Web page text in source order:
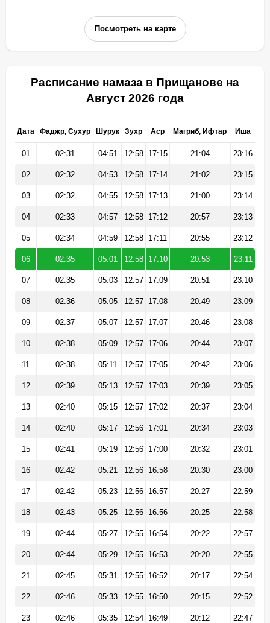
Посмотреть на карте
Расписание намаза в Прищанове на
Август 2026 года
Дата Фаджр, Сухур Шурук Зухр Аср Магриб, Ифтар Иша
01 02:31 04:51 12:58 17:15 21:04 23:16
02 02:32 04:53 12:58 17:14 21:02 23:15
03 02:32 04:55 12:58 17:13 21:00 23:14
04 02:33 04:57 12:58 17:12 20:57 23:13
05 02:34 04:59 12:58 17:11 20:55 23:12
06 02:35 05:01 12:58 17:10 20:53 23:11
07 02:35 05:03 12:57 17:09 20:51 23:10
08 02:36 05:05 12:57 17:08 20:49 23:09
09 02:37 05:07 12:57 17:07 20:46 23:08
10 02:38 05:09 12:57 17:06 20:44 23:07
11 02:38 05:11 12:57 17:05 20:42 23:06
12 02:39 05:13 12:57 17:03 20:39 23:05
13 02:40 05:15 12:57 17:02 20:37 23:04
14 02:40 05:17 12:56 17:01 20:34 23:03
15 02:41 05:19 12:56 17:00 20:32 23:01
16 02:42 05:21 12:56 16:58 20:30 23:00
17 02:42 05:23 12:56 16:57 20:27 22:59
18 02:43 05:25 12:56 16:56 20:25 22:58
19 02:44 05:27 12:55 16:54 20:22 22:57
20 02:44 05:29 12:55 16:53 20:20 22:55
21 02:45 05:31 12:55 16:52 20:17 22:54
22 02:46 05:33 12:55 16:50 20:15 22:52
23 02:46 05:35 12:54 16:49 20:12 22:47